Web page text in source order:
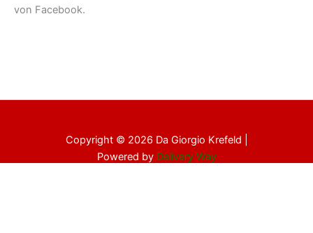
von Facebook.
Copyright © 2026 Da Giorgio Krefeld |
Powered by Delivery Way